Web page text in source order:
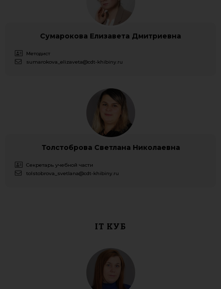
Сумарокова Елизавета Дмитриевна​
Методист
sumarokova_elizaveta@cdt-khibiny.ru
Толстоброва Светлана Николаевна
Секретарь учебной части
tolstobrova_svetlana@cdt-khibiny.ru
IT КУБ